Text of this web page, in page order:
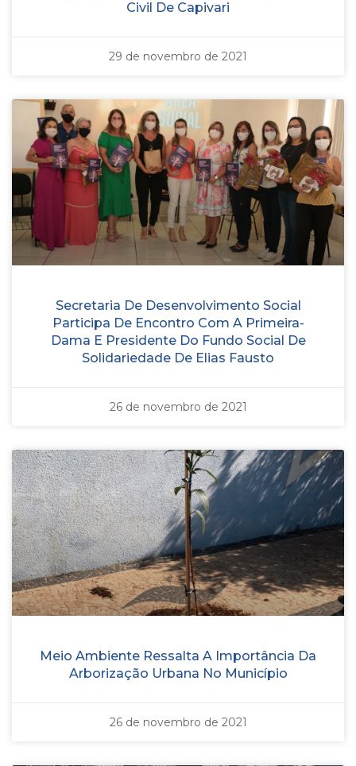
Civil De Capivari
29 de novembro de 2021
Secretaria De Desenvolvimento Social
Participa De Encontro Com A Primeira-
Dama E Presidente Do Fundo Social De
Solidariedade De Elias Fausto
26 de novembro de 2021
Meio Ambiente Ressalta A Importância Da
Arborização Urbana No Município
26 de novembro de 2021